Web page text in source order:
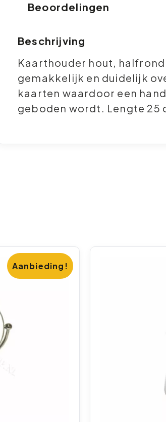
Beoordelingen
Beschrijving
Kaarthouder hout,
gemakkelijk en duidelijk
kaarten waardoor een
geboden wordt. Lengte 25
Aanbieding!